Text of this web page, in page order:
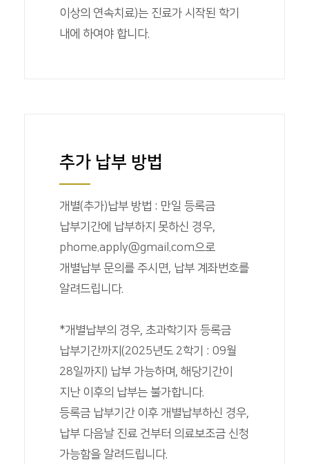
이상의 연속치료)는 진료가 시작된 학기
내에 하여야 합니다.
추가 납부 방법
개별(추가)납부 방법 : 만일 등록금
납부기간에 납부하지 못하신 경우,
phome.apply@gmail.com으로
개별납부 문의를 주시면, 납부 계좌번호를
알려드립니다.
*개별납부의 경우, 초과학기자 등록금
납부기간까지(2025년도 2학기 : 09월
28일까지) 납부 가능하며, 해당기간이
지난 이후의 납부는 불가합니다.
등록금 납부기간 이후 개별납부하신 경우,
납부 다음날 진료 건부터 의료보조금 신청
가능함을 알려드립니다.